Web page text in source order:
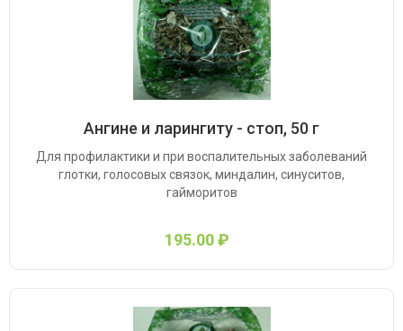
Ангине и ларингиту - стоп, 50 г
Для профилактики и при воспалительных заболеваний
глотки, голосовых связок, миндалин, синуситов,
гайморитов
195.00 ₽